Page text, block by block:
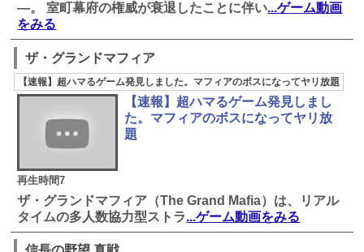
―。 室町幕府の権威が衰退したことに伴い...ゲーム動画
をみる
ザ・グランドマフィア
【速報】超ハマるゲーム発見しました。マフィアのボスになってヤリ放題
再生時間7
【速報】超ハマるゲーム発見しまし
た。マフィアのボスになってヤリ放
題
ザ・グランドマフィア（The Grand Mafia）は、リアル
タイムの多人数協力型ストラ...ゲーム動画をみる